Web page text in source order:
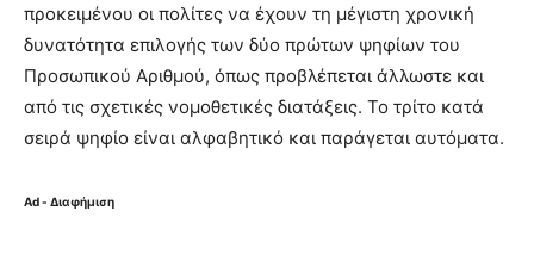
προκειμένου οι πολίτες να έχουν τη μέγιστη χρονική
δυνατότητα επιλογής των δύο πρώτων ψηφίων του
Προσωπικού Αριθμού, όπως προβλέπεται άλλωστε και
από τις σχετικές νομοθετικές διατάξεις. Το τρίτο κατά
σειρά ψηφίο είναι αλφαβητικό και παράγεται αυτόματα.
Ad - Διαφήμιση